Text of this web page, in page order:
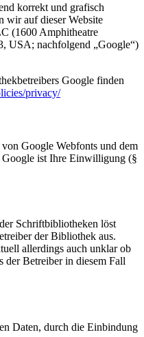
korrekt und grafisch
wir auf dieser Website
(1600 Amphitheatre
USA; nachfolgend „Google“)
Google finden
privacy/
Google Webfonts und dem
Google ist Ihre Einwilligung (§
Schriftbibliotheken löst
der Bibliothek aus.
allerdings auch unklar ob
der Betreiber in diesem Fall
Daten, durch die Einbindung